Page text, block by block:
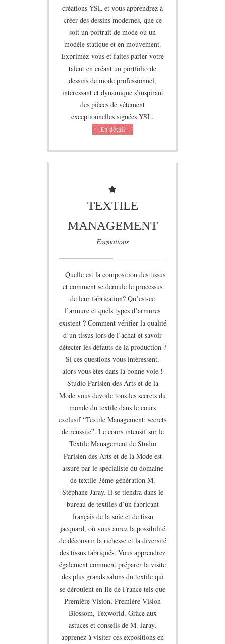
créations YSL et vous apprendrez à
créer des dessins modernes, que ce
soit un portrait de mode ou un
modèle statique et en mouvement.
Exprimez-vous et faites parler votre
talent en créant un portfolio de
dessins de mode professionnel,
intéressant et dynamique s’inspirant
des pièces de vêtement
exceptionnelles signées YSL.
Еn détail
TEXTILE
MANAGEMENT
Formations
Quelle est la composition des tissus
et comment se déroule le processus
de leur fabrication? Qu’est-ce
l’armure et quels types d’armures
existent ? Comment vérifier la qualité
d’un tissus lors de l’achat et savoir
détecter les défauts de la production ?
Si ces questions vous intéressent,
alors vous êtes dans la bonne voie !
Studio Parisien des Arts et de la
Mode vous dévoile tous les secrets du
monde du textile dans le cours
exclusif “Textile Management: secrets
de réussite”. Le cours intensif sur le
Textile Management de Studio
Parisien des Arts et de la Mode est
assuré par le spécialiste du domaine
de textile 3ème génération M.
Stéphane Jaray. Il se tiendra dans le
bureau de textiles d’un fabricant
français de la soie et de tissu
jacquard, où vous aurez la possibilité
de découvrir la richesse et la diversité
des tissus fabriqués. Vous apprendrez
également comment préparer la visite
des plus grands salons du textile qui
se déroulent en Ile de France tels que
Première Vision, Première Vision
Blossom, Texworld. Grâce aux
astuces et conseils de M. Jaray,
apprenez à visiter ces expositions en